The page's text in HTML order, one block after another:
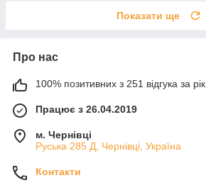
Показати ще
Про нас
100% позитивних з 251 відгука за рік
Працює з 26.04.2019
м. Чернівці
Руська 285 Д, Чернівці, Україна
Контакти